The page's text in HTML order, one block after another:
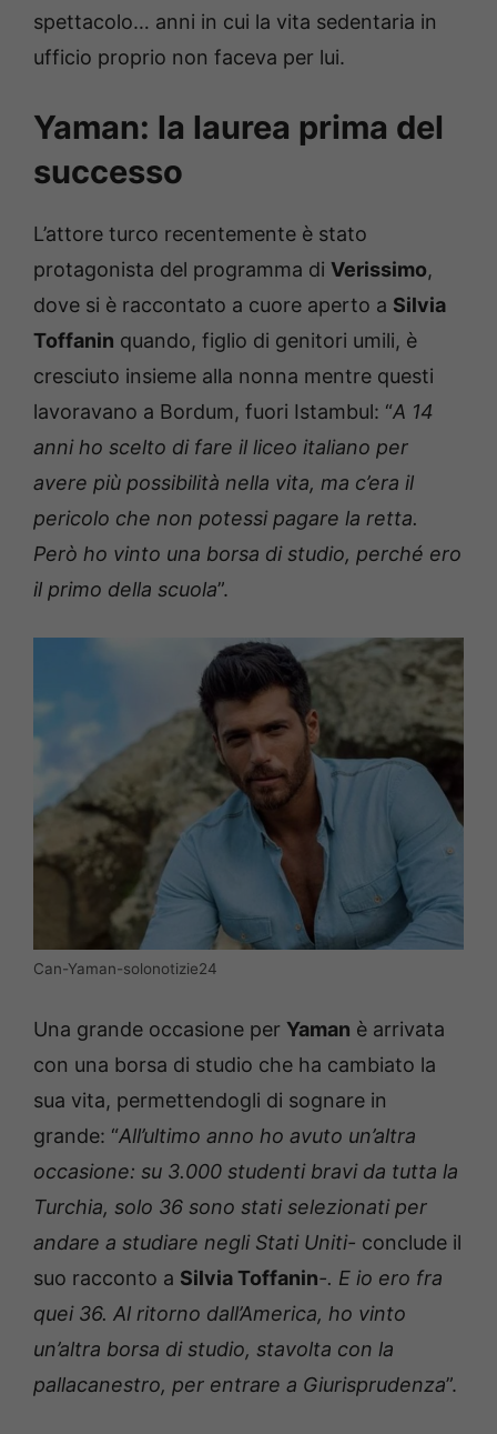
spettacolo… anni in cui la vita sedentaria in
ufficio proprio non faceva per lui.
Yaman: la laurea prima del
successo
L’attore turco recentemente è stato
protagonista del programma di Verissimo,
dove si è raccontato a cuore aperto a Silvia
Toffanin quando, figlio di genitori umili, è
cresciuto insieme alla nonna mentre questi
lavoravano a Bordum, fuori Istambul: “A 14
anni ho scelto di fare il liceo italiano per
avere più possibilità nella vita, ma c’era il
pericolo che non potessi pagare la retta.
Però ho vinto una borsa di studio, perché ero
il primo della scuola”.
Can-Yaman-solonotizie24
Una grande occasione per Yaman è arrivata
con una borsa di studio che ha cambiato la
sua vita, permettendogli di sognare in
grande: “All’ultimo anno ho avuto un’altra
occasione: su 3.000 studenti bravi da tutta la
Turchia, solo 36 sono stati selezionati per
andare a studiare negli Stati Uniti- conclude il
suo racconto a Silvia Toffanin-. E io ero fra
quei 36. Al ritorno dall’America, ho vinto
un’altra borsa di studio, stavolta con la
pallacanestro, per entrare a Giurisprudenza”.